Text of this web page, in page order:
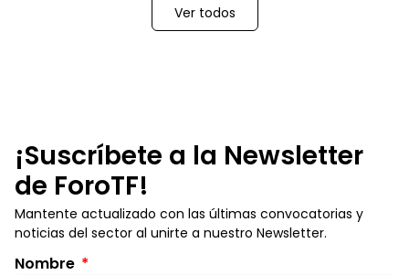
Ver todos
¡Suscríbete a la Newsletter
de ForoTF!
Mantente actualizado con las últimas convocatorias y
noticias del sector al unirte a nuestro Newsletter.
Nombre